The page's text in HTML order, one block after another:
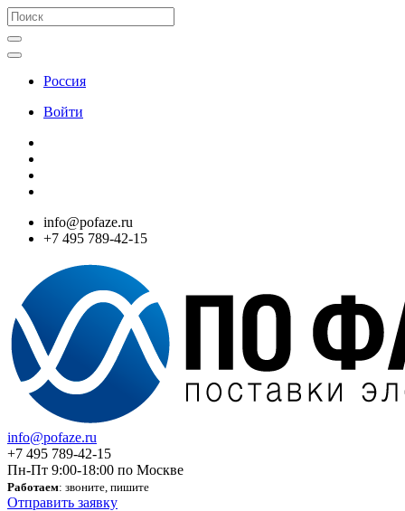
Россия
Войти
info@pofaze.ru
+7 495 789-42-15
info@pofaze.ru
+7 495 789-42-15
Пн-Пт 9:00-18:00 по Москве
Работаем: звоните, пишите
Отправить заявку